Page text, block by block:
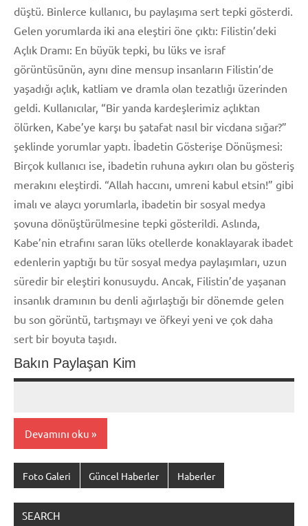
düştü. Binlerce kullanıcı, bu paylaşıma sert tepki gösterdi.
Gelen yorumlarda iki ana eleştiri öne çıktı: Filistin’deki
Açlık Dramı: En büyük tepki, bu lüks ve israf
görüntüsünün, aynı dine mensup insanların Filistin’de
yaşadığı açlık, katliam ve dramla olan tezatlığı üzerinden
geldi. Kullanıcılar, “Bir yanda kardeşlerimiz açlıktan
ölürken, Kabe’ye karşı bu şatafat nasıl bir vicdana sığar?”
şeklinde yorumlar yaptı. İbadetin Gösterişe Dönüşmesi:
Birçok kullanıcı ise, ibadetin ruhuna aykırı olan bu gösteriş
merakını eleştirdi. “Allah haccını, umreni kabul etsin!” gibi
imalı ve alaycı yorumlarla, ibadetin bir sosyal medya
şovuna dönüştürülmesine tepki gösterildi. Aslında,
Kabe’nin etrafını saran lüks otellerde konaklayarak ibadet
edenlerin yaptığı bu tür sosyal medya paylaşımları, uzun
süredir bir eleştiri konusuydu. Ancak, Filistin’de yaşanan
insanlık dramının bu denli ağırlaştığı bir dönemde gelen
bu son görüntü, tartışmayı ve öfkeyi yeni ve çok daha
sert bir boyuta taşıdı.
Bakın Paylaşan Kim
yapılmamış
Devamını oku
Foto Galeri Güncel Haberler Haberler
SEARCH